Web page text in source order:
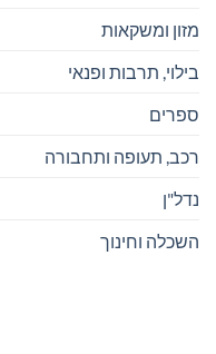
מזון ומשקאות
בילוי, תרבות ופנאי
ספרים
רכב, תעופה ותחבורה
נדל"ן
השכלה וחינוך